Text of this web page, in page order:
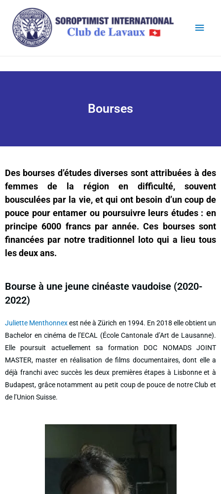
Bourses
Des bourses d’études diverses sont attribuées à des
femmes de la région en difficulté, souvent
bousculées par la vie, et qui ont besoin d’un coup de
pouce pour entamer ou poursuivre leurs études : en
principe 6000 francs par année. Ces bourses sont
financées par notre traditionnel loto qui a lieu tous
les deux ans.
Bourse à une jeune cinéaste vaudoise (2020-
2022)
Juliette Menthonnexest née à Zürich en 1994. En 2018 elle obtient un
Bachelor en cinéma de l’ECAL (École Cantonale d’Art de Lausanne).
Elle poursuit actuellement sa formation DOC NOMADS JOINT
MASTER, master en réalisation de films documentaires, dont elle a
déjà franchi avec succès les deux premières étapes à Lisbonne et à
Budapest, grâce notamment au petit coup de pouce de notre Club et
de l’Union Suisse.